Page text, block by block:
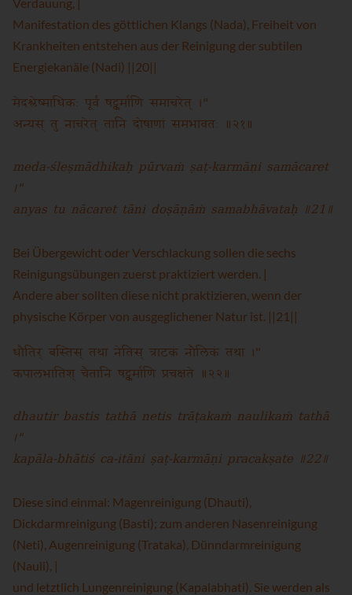
Manifestation des göttlichen Klangs (Nada), Freiheit von
Krankheiten entstehen aus der Reinigung der subtilen
Energiekanäle (Nadi) ||20||
मेदश्लेष्माधिकः पूर्वं षट्कर्माणि समाचरेत् ।"
अन्यस् तु नाचरेत् तानि दोषाणां समभावतः ॥२१॥
meda-śleṣmādhikaḥ pūrvaṁ ṣaṭ-karmāṇi samācaret
।"
anyas tu nācaret tāni doṣāṇāṁ samabhāvataḥ ॥21॥
Bei Übergewicht oder Verschlackung sollen die sechs
Reinigungsübungen zuerst praktiziert werden. |
Andere aber sollten diese nicht praktizieren, wenn der
physische Körper von ausgeglichener Natur ist. ||21||
धौतिर् बस्तिस् तथा नेतिस् त्राटकं नौलिकं तथा ।"
कपालभातिश् चैतानि षट्कर्माणि प्रचक्षते ॥२२॥
dhautir bastis tathā netis trāṭakaṁ naulikaṁ tathā
।"
kapāla-bhātiś ca-itāni ṣaṭ-karmāṇi pracakṣate ॥22॥
Diese sind einmal: Magenreinigung (Dhauti),
Dickdarmreinigung (Basti); zum anderen Nasenreinigung
(Neti), Augenreinigung (Trataka), Dünndarmreinigung
(Nauli), |
und letztlich Lungenreinigung (Kapalabhati). Sie werden als